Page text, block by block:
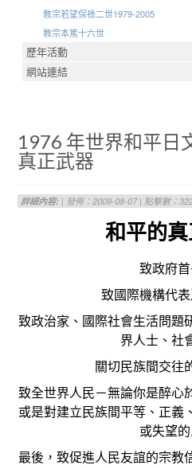
教宗若望保祿二世1979-2005
教宗本篤十六世
歷年活動
網站連結
1976 年世界和平日
真正武器
詳細內容: | 發佈：2009-08-07 | 點擊數：
和平的
致政府首
致國際機構代表
致政治家、國際社會生活問題
界人士、社
關切民族間交往
致全世界人民－無論你是醉心
或是對建立民族間平等、正義
或失望的
最後，致促進人民友誼的宗教